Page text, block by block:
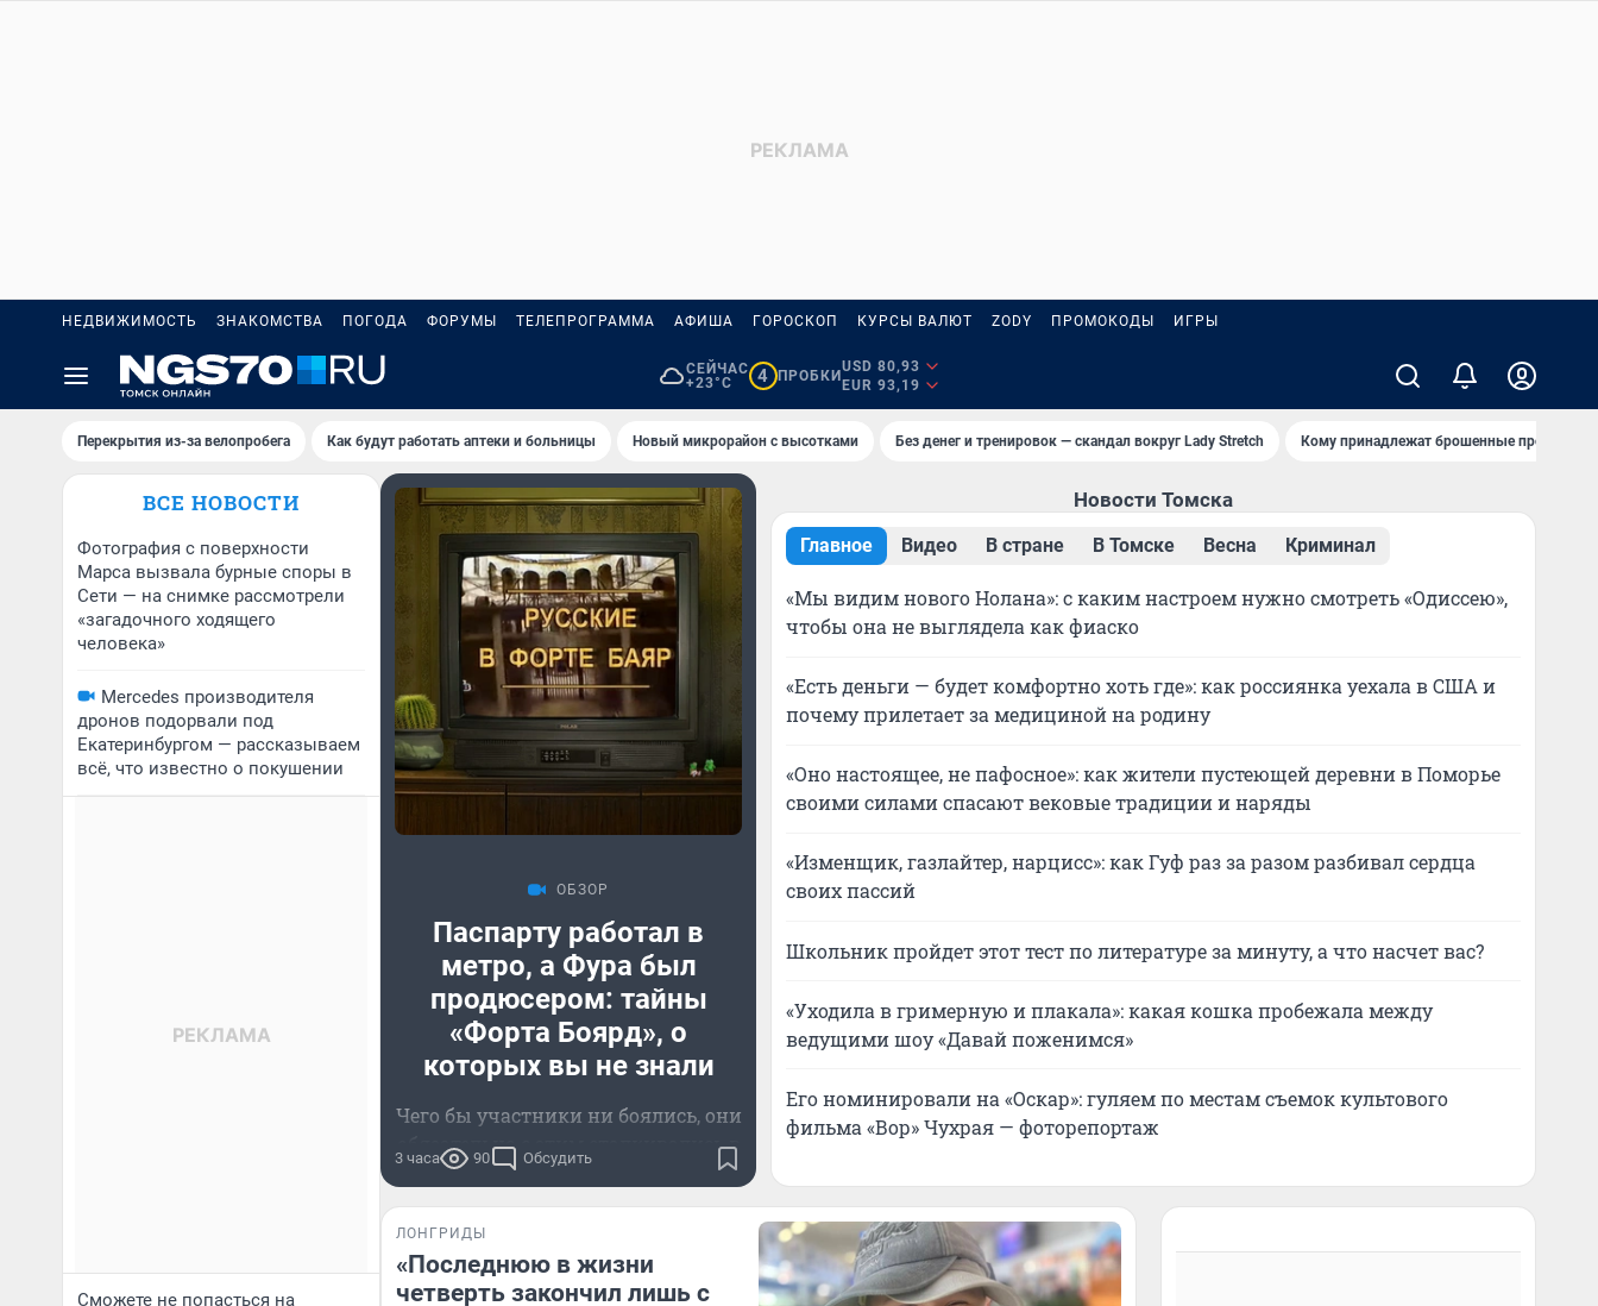
НЕДВИЖИМОСТЬ ЗНАКОМСТВА ПОГОДА ФОРУМЫ ТЕЛЕПРОГРАММА АФИША ГОРОСКОП КУРСЫ ВАЛЮТ ZODY ПРОМОКОДЫ ИГРЫ
СЕЙЧАС
+23°C
4 ПРОБКИ
USD 80,93
EUR 93,19
Перекрытия из-за велопробега Как будут работать аптеки и больницы Новый микрорайон с высотками Без денег и тренировок — скандал вокруг Lady Stretch Кому принадлежат брошенные пробирки?
ВСЕ НОВОСТИ
Фотография с поверхности
Марса вызвала бурные споры в
Сети — на снимке рассмотрели
«загадочного ходящего
человека»
Mercedes производителя
дронов подорвали под
Екатеринбургом — рассказываем
всё, что известно о покушении
Сможете не попасться на
ОБЗОР
Паспарту работал в
метро, а Фура был
продюсером: тайны
«Форта Боярд», о
которых вы не знали
Чего бы участники ни боялись, они
обязательно с этим сталкивались в
шоу
3 часа 90 Обсудить
Новости Томска
Главное Видео В стране В Томске Весна Криминал
«Мы видим нового Нолана»: с каким настроем нужно смотреть «Одиссею»,
чтобы она не выглядела как фиаско
«Есть деньги — будет комфортно хоть где»: как россиянка уехала в США и
почему прилетает за медициной на родину
«Оно настоящее, не пафосное»: как жители пустеющей деревни в Поморье
своими силами спасают вековые традиции и наряды
«Изменщик, газлайтер, нарцисс»: как Гуф раз за разом разбивал сердца
своих пассий
Школьник пройдет этот тест по литературе за минуту, а что насчет вас?
«Уходила в гримерную и плакала»: какая кошка пробежала между
ведущими шоу «Давай поженимся»
Его номинировали на «Оскар»: гуляем по местам съемок культового
фильма «Вор» Чухрая — фоторепортаж
ЛОНГРИДЫ
«Последнюю в жизни
четверть закончил лишь с